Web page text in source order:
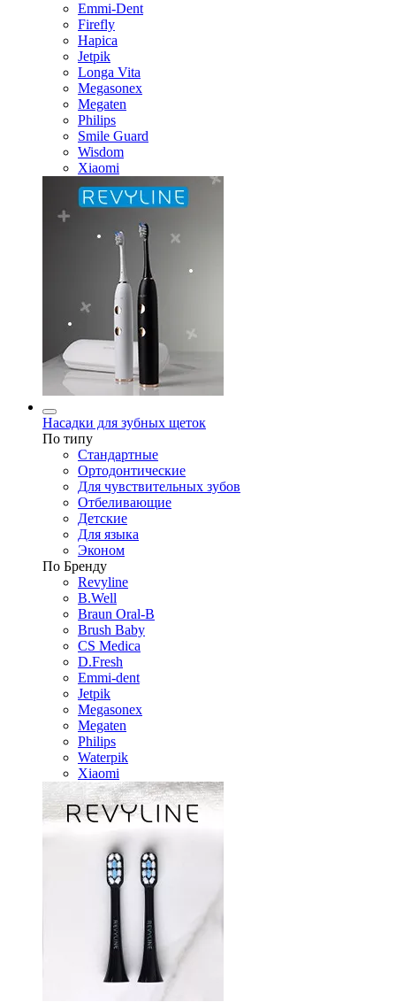
Emmi-Dent
Firefly
Hapica
Jetpik
Longa Vita
Megasonex
Megaten
Philips
Smile Guard
Wisdom
Xiaomi
Насадки для зубных щеток
По типу
Стандартные
Ортодонтические
Для чувствительных зубов
Отбеливающие
Детские
Для языка
Эконом
По Бренду
Revyline
B.Well
Braun Oral-B
Brush Baby
CS Medica
D.Fresh
Emmi-dent
Jetpik
Megasonex
Megaten
Philips
Waterpik
Xiaomi